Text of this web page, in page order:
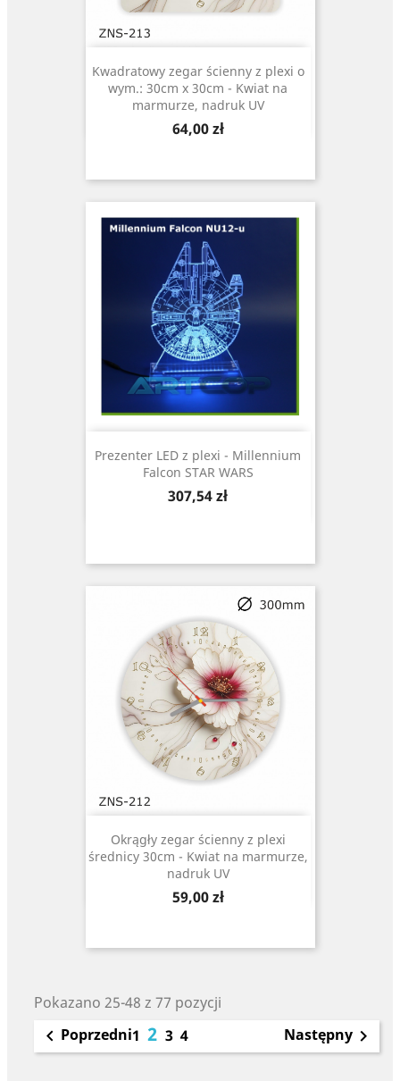
Kwadratowy zegar ścienny z plexi o
wym.: 30cm x 30cm - Kwiat na
marmurze, nadruk UV
Cena
64,00 zł
Prezenter LED z plexi - Millennium
Falcon STAR WARS
Cena
307,54 zł
Okrągły zegar ścienny z plexi
średnicy 30cm - Kwiat na marmurze,
nadruk UV
Cena
59,00 zł
Pokazano 25-48 z 77 pozycji
 Poprzedni1 2 3 4 Następny 